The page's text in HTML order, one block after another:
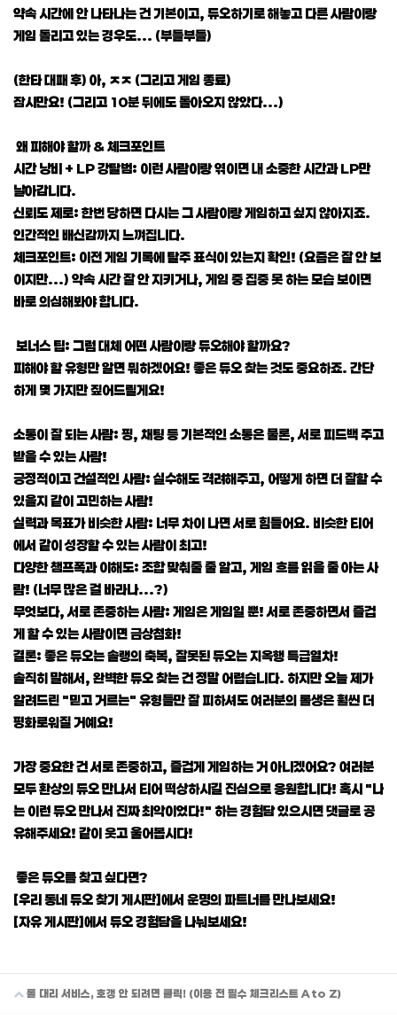
약속 시간에 안 나타나는 건 기본이고, 듀오하기로 해놓고 다른 사람이랑
게임 돌리고 있는 경우도... (부들부들)
(한타 대패 후) 아, ㅈㅈ (그리고 게임 종료)
잠시만요! (그리고 10분 뒤에도 돌아오지 않았다...)
왜 피해야 할까 & 체크포인트
시간 낭비 + LP 강탈범: 이런 사람이랑 엮이면 내 소중한 시간과 LP만
날아갑니다.
신뢰도 제로: 한번 당하면 다시는 그 사람이랑 게임하고 싶지 않아지죠.
인간적인 배신감까지 느껴집니다.
체크포인트: 이전 게임 기록에 탈주 표식이 있는지 확인! (요즘은 잘 안 보
이지만...) 약속 시간 잘 안 지키거나, 게임 중 집중 못 하는 모습 보이면
바로 의심해봐야 합니다.
보너스 팁: 그럼 대체 어떤 사람이랑 듀오해야 할까요?
피해야 할 유형만 알면 뭐하겠어요! 좋은 듀오 찾는 것도 중요하죠. 간단
하게 몇 가지만 짚어드릴게요!
소통이 잘 되는 사람: 핑, 채팅 등 기본적인 소통은 물론, 서로 피드백 주고
받을 수 있는 사람!
긍정적이고 건설적인 사람: 실수해도 격려해주고, 어떻게 하면 더 잘할 수
있을지 같이 고민하는 사람!
실력과 목표가 비슷한 사람: 너무 차이 나면 서로 힘들어요. 비슷한 티어
에서 같이 성장할 수 있는 사람이 최고!
다양한 챔프폭과 이해도: 조합 맞춰줄 줄 알고, 게임 흐름 읽을 줄 아는 사
람! (너무 많은 걸 바라나...?)
무엇보다, 서로 존중하는 사람: 게임은 게임일 뿐! 서로 존중하면서 즐겁
게 할 수 있는 사람이면 금상첨화!
결론: 좋은 듀오는 솔랭의 축복, 잘못된 듀오는 지옥행 특급열차!
솔직히 말해서, 완벽한 듀오 찾는 건 정말 어렵습니다. 하지만 오늘 제가
알려드린 "믿고 거르는" 유형들만 잘 피하셔도 여러분의 롤생은 훨씬 더
평화로워질 거예요!
가장 중요한 건 서로 존중하고, 즐겁게 게임하는 거 아니겠어요? 여러분
모두 환상의 듀오 만나서 티어 떡상하시길 진심으로 응원합니다! 혹시 "나
는 이런 듀오 만나서 진짜 최악이었다!" 하는 경험담 있으시면 댓글로 공
유해주세요! 같이 웃고 울어봅시다!
좋은 듀오를 찾고 싶다면?
[우리 동네 듀오 찾기 게시판]에서 운명의 파트너를 만나보세요!
[자유 게시판]에서 듀오 경험담을 나눠보세요!
롤 대리 서비스, 호갱 안 되려면 클릭! (이용 전 필수 체크리스트 A to Z)